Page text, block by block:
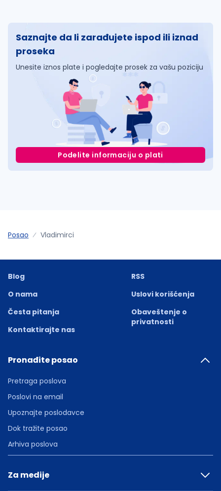
Saznajte da li zarađujete ispod ili iznad
proseka
Unesite iznos plate i pogledajte prosek za vašu poziciju
Podelite informaciju o plati
Posao Vladimirci
Blog
O nama
Česta pitanja
Kontaktirajte nas
RSS
Uslovi korišćenja
Obaveštenje o
privatnosti
Pronađite posao
Pretraga poslova
Poslovi na email
Upoznajte poslodavce
Dok tražite posao
Arhiva poslova
Za medije